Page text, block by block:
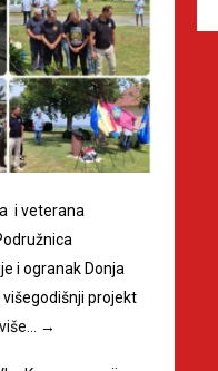
i veterana
i ogranak Donja
projekt
→